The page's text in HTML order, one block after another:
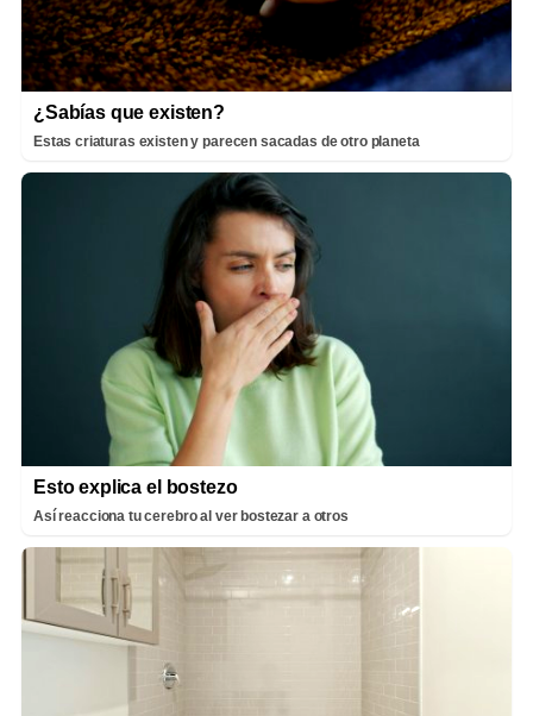
¿Sabías que existen?
Estas criaturas existen y parecen sacadas de otro planeta
Esto explica el bostezo
Así reacciona tu cerebro al ver bostezar a otros